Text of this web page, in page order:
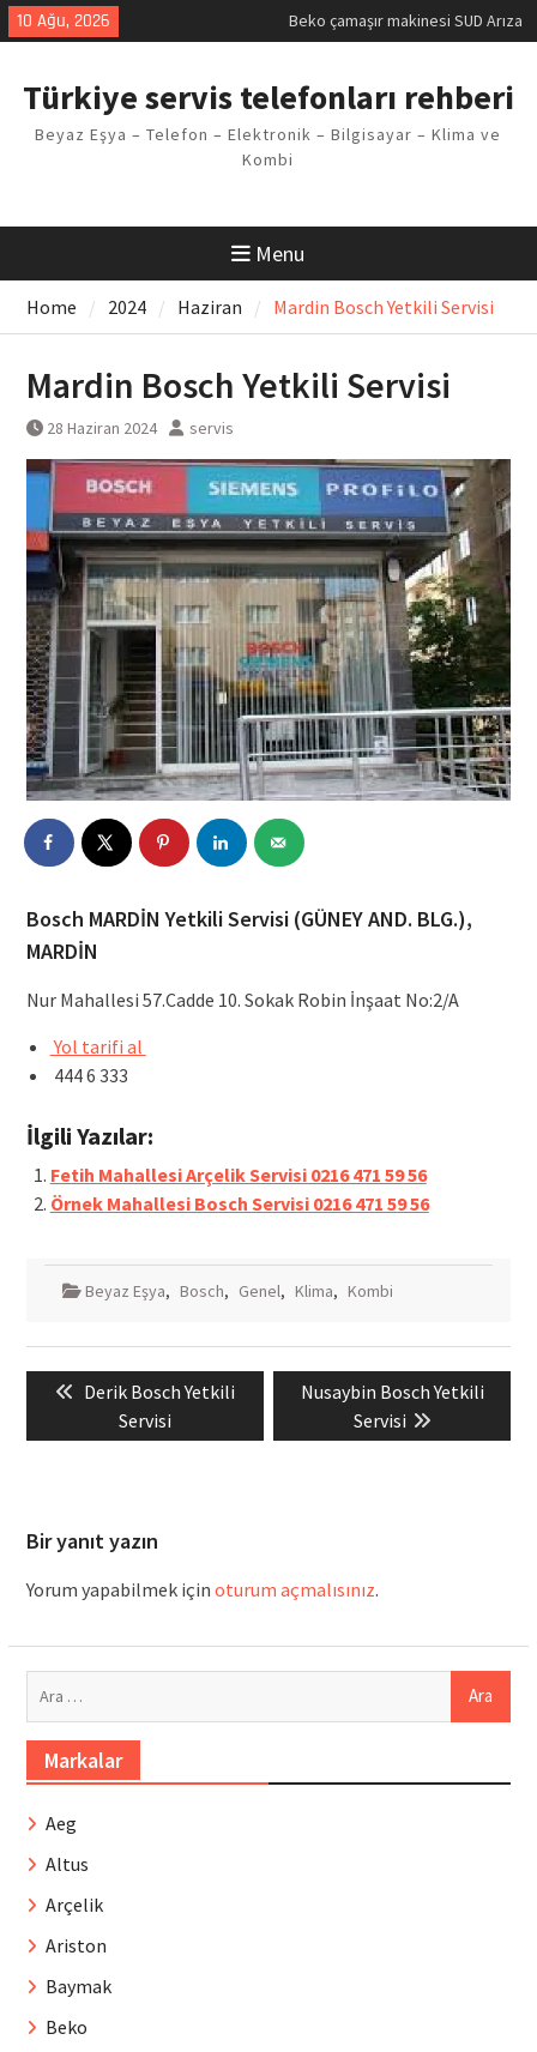
Skip
to
10 Ağu, 2026
Beko çamaşır makinesi SUD Arıza
Kodu
Kodu
Arızası Çözümü
E02 Arıza Kodu Regal kombi
Viessmann kombi F3 Hatası
Çözüm Yöntemleri
Türkiye servis telefonları rehberi
Beyaz Eşya – Telefon – Elektronik – Bilgisayar – Klima ve
Kombi
Menu
Home 2024 Haziran Mardin Bosch Yetkili Servisi
Mardin Bosch Yetkili Servisi
28 Haziran 2024 servis
Bosch MARDİN Yetkili Servisi (GÜNEY AND. BLG.),
MARDİN
Nur Mahallesi 57.Cadde 10. Sokak Robin İnşaat No:2/A
Yol tarifi al
444 6 333
İlgili Yazılar:
Fetih Mahallesi Arçelik Servisi 0216 471 59 56
Örnek Mahallesi Bosch Servisi 0216 471 59 56
Beyaz Eşya, Bosch, Genel, Klima, Kombi
gezinmesi
Previous
post:
Derik Bosch Yetkili
Servisi
Next
Nusaybin Bosch Yetkili
Servisi
Bir yanıt yazın
Yorum yapabilmek için oturum açmalısınız.
Markalar
Aeg
Altus
Arçelik
Ariston
Baymak
Beko